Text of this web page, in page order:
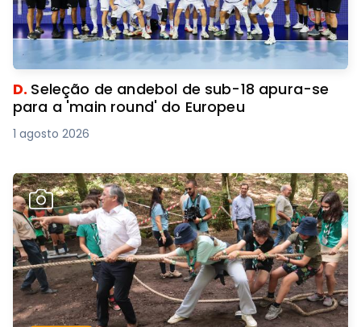
D. Seleção de andebol de sub-18 apura-se
para a 'main round' do Europeu
1 agosto 2026